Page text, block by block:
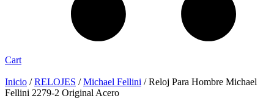
Cart
Inicio /RELOJES /Michael Fellini / Reloj Para Hombre Michael
Fellini 2279-2 Original Acero